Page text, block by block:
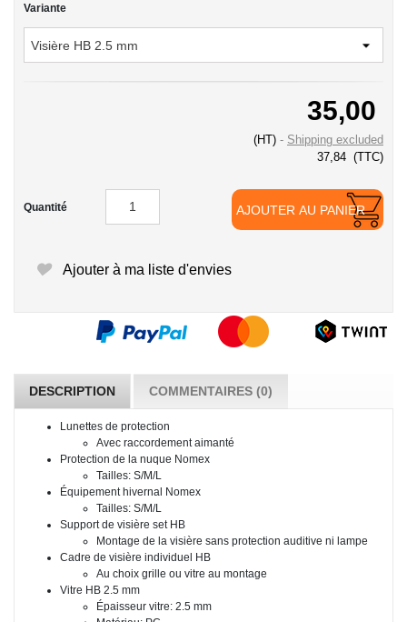
Variante
35,00
(HT)
Shipping excluded
37,84 (TTC)
Quantité AJOUTER AU PANIER
Ajouter à ma liste d'envies
DESCRIPTION COMMENTAIRES (0)
Lunettes de protection
Avec raccordement aimanté
Protection de la nuque Nomex
Tailles: S/M/L
Équipement hivernal Nomex
Tailles: S/M/L
Support de visière set HB
Montage de la visière sans protection auditive ni lampe
Cadre de visière individuel HB
Au choix grille ou vitre au montage
Vitre HB 2.5 mm
Épaisseur vitre: 2.5 mm